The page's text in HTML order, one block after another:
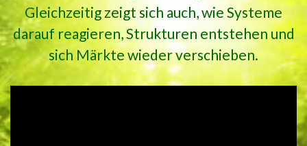
Gleichzeitig zeigt sich auch, wie Systeme
darauf reagieren, Strukturen entstehen und
sich Märkte wieder verschieben.